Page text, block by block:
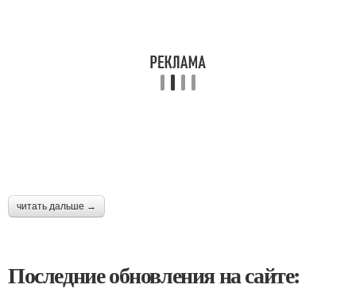
читать дальше →
Последние обновления на сайте: